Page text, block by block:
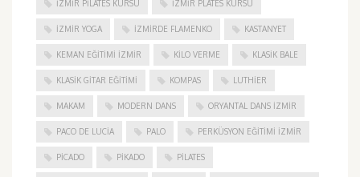
İZMIR PILATES KURSU İZMIR PLATES KURSU
İZMIR YOGA IZMIRDE FLAMENKO KASTANYET
KEMAN EĞITIMI İZMIR KILO VERME KLASIK BALE
KLASIK GITAR EĞITIMI KOMPAS LUTHIER
MAKAM MODERN DANS ORYANTAL DANS İZMIR
PACO DE LUCIA PALO PERKÜSYON EĞITIMI İZMIR
PICADO PIKADO PILATES